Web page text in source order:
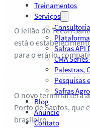
Treinamentos
Serviços
Consultoria
Safras API
CMA
Palestras,
Pesquisas
Safras
Blog
Anuncie
Contato
O leilão do Tecon
está o
para o erário,
O novo terminal terá
Porto de Santos, que
brasileiro.